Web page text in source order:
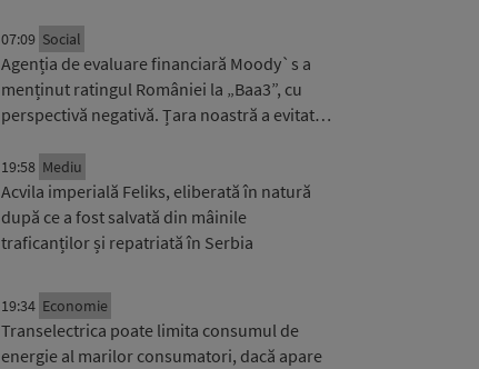
07:09 Social
Agenția de evaluare financiară Moody`s a
menținut ratingul României la „Baa3”, cu
perspectivă negativă. Țara noastră a evitat…
19:58 Mediu
Acvila imperială Feliks, eliberată în natură
după ce a fost salvată din mâinile
traficanților și repatriată în Serbia
19:34 Economie
Transelectrica poate limita consumul de
energie al marilor consumatori, dacă apare